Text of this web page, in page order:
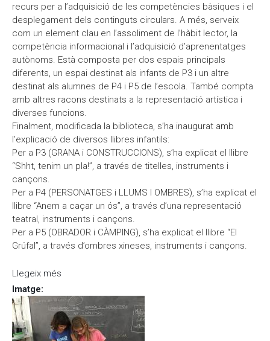
recurs per a l’adquisició de les competències bàsiques i el
desplegament dels continguts circulars. A més, serveix
com un element clau en l’assoliment de l’hàbit lector, la
competència informacional i l’adquisició d’aprenentatges
autònoms. Està composta per dos espais principals
diferents, un espai destinat als infants de P3 i un altre
destinat als alumnes de P4 i P5 de l’escola. També compta
amb altres racons destinats a la representació artística i
diverses funcions.
Finalment, modificada la biblioteca, s’ha inaugurat amb
l’explicació de diversos llibres infantils:
Per a P3 (GRANA i CONSTRUCCIONS), s’ha explicat el llibre
“Shht, tenim un pla!”, a través de titelles, instruments i
cançons.
Per a P4 (PERSONATGES i LLUMS I OMBRES), s’ha explicat el
llibre “Anem a caçar un ós”, a través d’una representació
teatral, instruments i cançons.
Per a P5 (OBRADOR i CÀMPING), s’ha explicat el llibre “El
Grúfal”, a través d’ombres xineses, instruments i cançons.
Llegeix més
Imatge: